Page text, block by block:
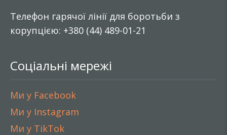
Телефон гарячої лінії для боротьби з
корупцією: +380 (44) 489-01-21
Соціальні мережі
Ми у Facebook
Ми у Instagram
Ми у TikTok